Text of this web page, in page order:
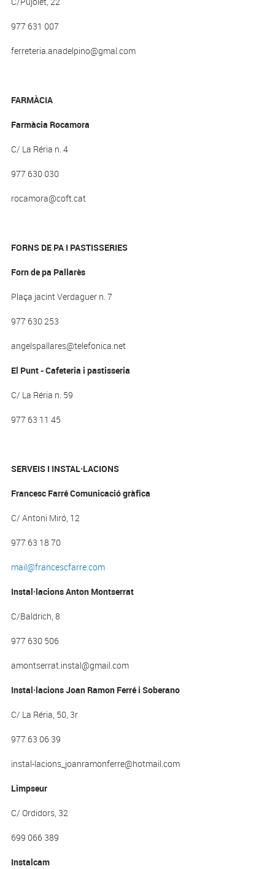
977 631 007
ferreteria.anadelpino@gmal.com
FARMÀCIA
Farmàcia Rocamora
C/ La Réria n. 4
977 630 030
rocamora@coft.cat
FORNS DE PA I PASTISSERIES
Forn de pa Pallarès
Plaça jacint Verdaguer n. 7
977 630 253
angelspallares@telefonica.net
El Punt - Cafeteria i pastisseria
C/ La Réria n. 59
977 63 11 45
SERVEIS I INSTAL·LACIONS
Francesc Farré Comunicació gràfica
C/ Antoni Miró, 12
977 63 18 70
mail@francescfarre.com
Instal·lacions Anton Montserrat
C/Baldrich, 8
977 630 506
amontserrat.instal@gmail.com
Instal·lacions Joan Ramon Ferré i Soberano
C/ La Réria, 50, 3r
977 63 06 39
instal-lacions_joanramonferre@hotmail.com
Limpseur
C/ Ordidors, 32
699 066 389
Instalcam